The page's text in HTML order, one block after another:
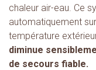
chaleur air-eau. Ce
automatiquement
température
diminue
de secours fiable.